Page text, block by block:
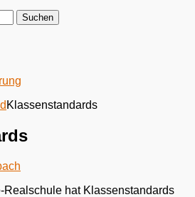
Klassenstandards
hat Klassenstandards